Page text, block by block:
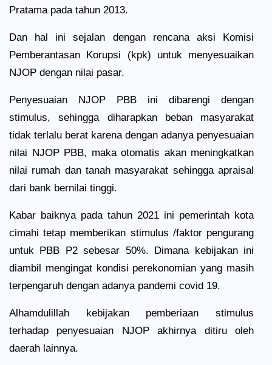
Pratama pada tahun 2013.
Dan hal ini sejalan dengan rencana aksi Komisi
Pemberantasan Korupsi (kpk) untuk menyesuaikan
NJOP dengan nilai pasar.
Penyesuaian NJOP PBB ini dibarengi dengan
stimulus, sehingga diharapkan beban masyarakat
tidak terlalu berat karena dengan adanya penyesuaian
nilai NJOP PBB, maka otomatis akan meningkatkan
nilai rumah dan tanah masyarakat sehingga apraisal
dari bank bernilai tinggi.
Kabar baiknya pada tahun 2021 ini pemerintah kota
cimahi tetap memberikan stimulus /faktor pengurang
untuk PBB P2 sebesar 50%. Dimana kebijakan ini
diambil mengingat kondisi perekonomian yang masih
terpengaruh dengan adanya pandemi covid 19.
Alhamdulillah kebijakan pemberiaan stimulus
terhadap penyesuaian NJOP akhirnya ditiru oleh
daerah lainnya.